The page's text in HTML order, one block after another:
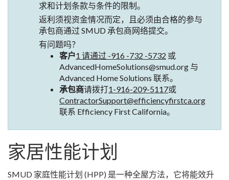
求和计划条款与条件的限制。
返利须视资金情况而定，且必须由合格的参与
承包商通过 SMUD 承包商网络提交。
有问题吗？
客户1 请通过 -916 -732 -5732 或
AdvancedHomeSolutions@smud.org 与
Advanced Home Solutions 联系。
承包商请拨打1-916-209-5117或
ContractorSupport@efficiencyfirstca.org
联系 Efficiency First California。
家居性能计划
SMUD 家庭性能计划 (HPP) 是一种全屋方法，它将能效升